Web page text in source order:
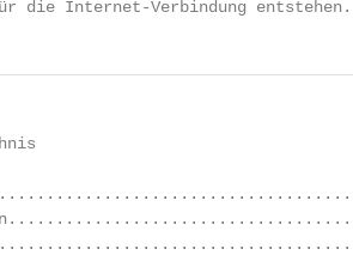
die Internet-Verbindung entstehen.